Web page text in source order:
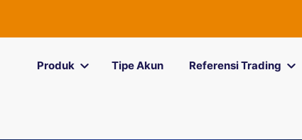
Produk Tipe Akun Referensi Trading